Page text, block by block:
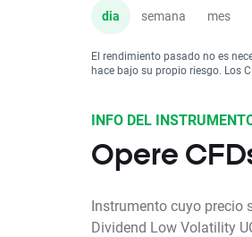
dia semana mes
El rendimiento pasado no es
hace bajo su propio riesgo. Los
INFO DEL
Opere
Instrumento cuyo precio
Dividend Low Volatility